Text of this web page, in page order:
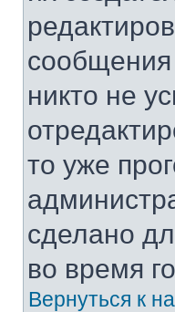
сообщения
никто не
то уже
сделано
во время
Вернуться к